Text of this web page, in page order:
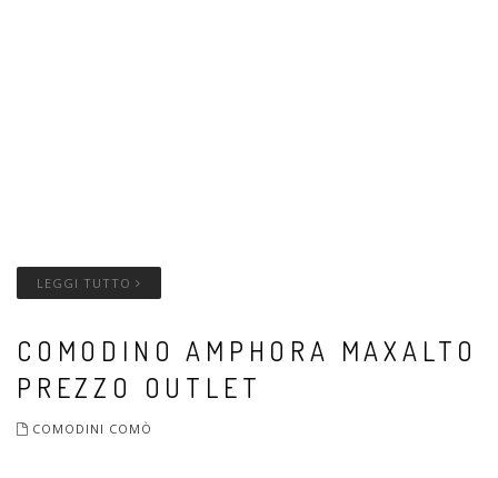
LEGGI TUTTO
COMODINO AMPHORA MAXALTO
PREZZO OUTLET
COMODINI COMÒ